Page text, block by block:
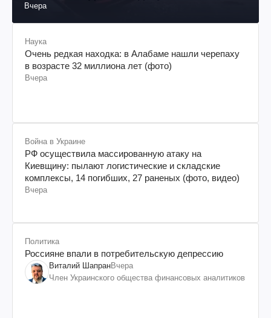
Вчера
Наука
Очень редкая находка: в Алабаме нашли черепаху
в возрасте 32 миллиона лет (фото)
Вчера
Война в Украине
РФ осуществила массированную атаку на
Киевщину: пылают логистические и складские
комплексы, 14 погибших, 27 раненых (фото, видео)
Вчера
Политика
Россияне впали в потребительскую депрессию
Виталий ШапранВчера
Член Украинского общества финансовых аналитиков